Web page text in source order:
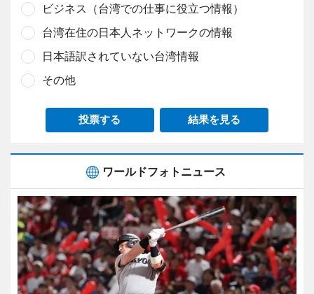
ビジネス（台湾での仕事に役立つ情報）
台湾在住の日本人ネットワークの情報
日本語訳されていない台湾情報
その他
投票する 結果を見る
ワールドフォトニュース